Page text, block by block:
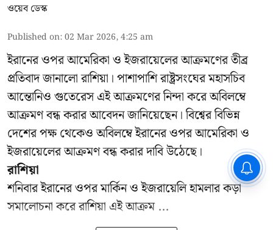
ওয়েব ডেস্ক
Published on:02 Mar 2026, 4:25 am
ইরানের ওপর আমেরিকা ও ইজরায়েলের আক্রমণের তীব্র
প্রতিবাদ জানালো রাশিয়া। পাশাপাশি রাষ্ট্রসংঘের মহাসচিব
আন্তোনিও গুতেরেস এই আক্রমণের নিন্দা করে অবিলম্বে
আক্রমণ বন্ধ করার আবেদন জানিয়েছেন। বিশ্বের বিভিন্ন
দেশের পক্ষ থেকেও অবিলম্বে ইরানের ওপর আমেরিকা ও
ইজরায়েলের আক্রমণ বন্ধ করার দাবি উঠেছে।
রাশিয়া
শনিবার ইরানের ওপর মার্কিন ও ইজরায়েলি হামলার কড়া
সমালোচনা করে রাশিয়া এই আক্রম ...
দ্বারস্থ হবে সিপিআইএম